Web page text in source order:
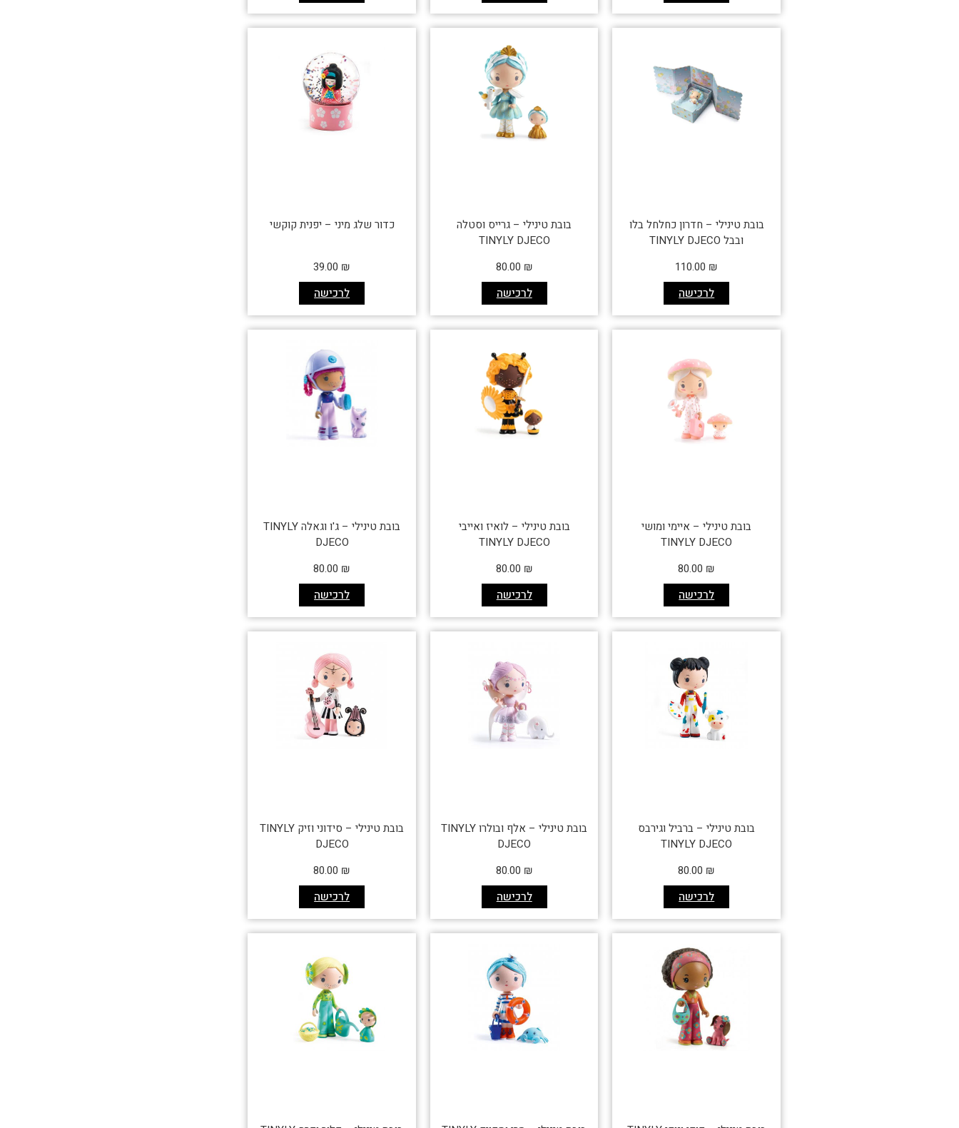
בובת טינילי – חדרון כחלחל בלו
ובבל TINYLY DJECO
לרכישה
110.00 ₪
בובת טינילי – גרייס וסטלה
TINYLY DJECO
לרכישה
80.00 ₪
כדור שלג מיני – יפנית קוקשי
לרכישה
39.00 ₪
בובת טינילי – איימי ומושי
TINYLY DJECO
לרכישה
80.00 ₪
בובת טינילי – לואיז ואייבי
TINYLY DJECO
לרכישה
80.00 ₪
בובת טינילי – ג'ו וגאלה TINYLY
DJECO
לרכישה
80.00 ₪
בובת טינילי – ברביל וגירבס
TINYLY DJECO
לרכישה
80.00 ₪
בובת טינילי – אלף ובולרו TINYLY
DJECO
לרכישה
80.00 ₪
בובת טינילי – סידוני וזיק TINYLY
DJECO
לרכישה
80.00 ₪